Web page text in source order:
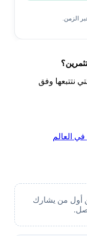
الزمن.
نتتبعها وفق
العالم
أول من يشارك